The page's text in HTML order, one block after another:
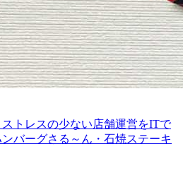
トレスの少ない店舗運営をITで
バーグさる～ん・石焼ステーキ